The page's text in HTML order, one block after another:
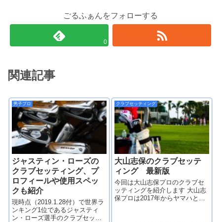
ごるふぁんをフォローする
0
関連記事
男子プロ
ジャスティン・ローズの
クラブセッティング、プ
ロフィールや使用スペッ
クも紹介
現時点（2019.1.28付）で世界ラ
ンキング1位であるジャスティ
ン・ローズ選手のクラブセッテ
クラブセッティング
大山志保のクラブセッテ
ィング 最新版
今回は大山志保プロのクラブセ
ッティングを紹介します 大山志
保プロは2017年からヤマハとク